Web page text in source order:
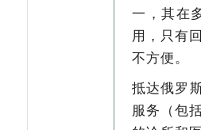
一，其在
用，只有
不方便。
抵达俄罗
服务（包